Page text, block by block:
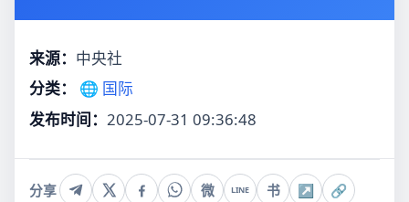
来源： 中央社
分类：
🌐 国际
发布时间： 2025-07-31 09:36:48
分享 微 LINE 书 ↗ 🔗